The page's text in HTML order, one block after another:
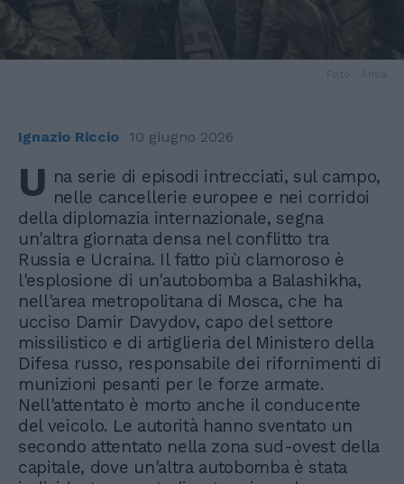
Ignazio Riccio 10 giugno 2026
U na serie di episodi intrecciati, sul campo,
nelle cancellerie europee e nei corridoi
della diplomazia internazionale, segna
un'altra giornata densa nel conflitto tra
Russia e Ucraina. Il fatto più clamoroso è
l'esplosione di un'autobomba a Balashikha,
nell'area metropolitana di Mosca, che ha
ucciso Damir Davydov, capo del settore
missilistico e di artiglieria del Ministero della
Difesa russo, responsabile dei rifornimenti di
munizioni pesanti per le forze armate.
Nell'attentato è morto anche il conducente
del veicolo. Le autorità hanno sventato un
secondo attentato nella zona sud-ovest della
capitale, dove un'altra autobomba è stata